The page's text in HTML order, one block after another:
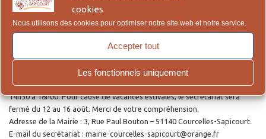
cookies
Nous utilisons des cookies pour optimiser notre site web et notre service.
Accepter tout
Les fonctionnels uniquement
Lien pour la demande en ligne des actes de Naissance, Reconnaissance,
Mariage et Décès.
Ouverture de la Mairie
Le secrétariat accueille le public le lundi et le jeudi de 9h00 à 12h00 et de
14h30 à 18h00. Pour cause de vacances estivales, le secrétariat sera
fermé du 12 au 16 août. Merci de votre compréhension.
Adresse de la Mairie : 3, Rue Paul Bouton – 51140 Courcelles-Sapicourt.
E-mail du secrétariat : mairie-courcelles-sapicourt@orange.fr